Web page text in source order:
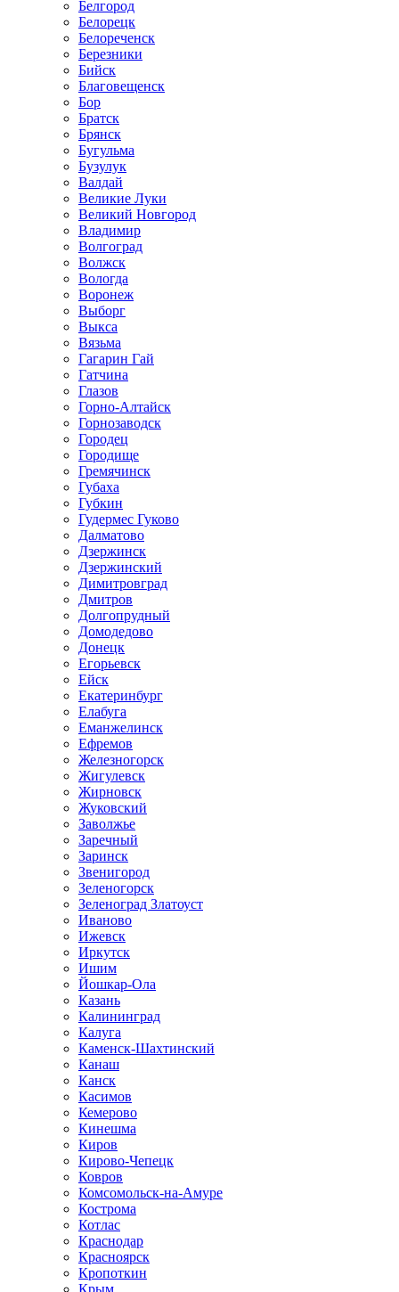
Белгород
Белорецк
Белореченск
Березники
Бийск
Благовещенск
Бор
Братск
Брянск
Бугульма
Бузулук
Валдай
Великие Луки
Великий Новгород
Владимир
Волгоград
Волжск
Вологда
Воронеж
Выборг
Выкса
Вязьма
Гагарин Гай
Гатчина
Глазов
Горно-Алтайск
Горнозаводск
Городец
Городище
Гремячинск
Губаха
Губкин
Гудермес Гуково
Далматово
Дзержинск
Дзержинский
Димитровград
Дмитров
Долгопрудный
Домодедово
Донецк
Егорьевск
Ейск
Екатеринбург
Елабуга
Еманжелинск
Ефремов
Железногорск
Жигулевск
Жирновск
Жуковский
Заволжье
Заречный
Заринск
Звенигород
Зеленогорск
Зеленоград Златоуст
Иваново
Ижевск
Иркутск
Ишим
Йошкар-Ола
Казань
Калининград
Калуга
Каменск-Шахтинский
Канаш
Канск
Касимов
Кемерово
Кинешма
Киров
Кирово-Чепецк
Ковров
Комсомольск-на-Амуре
Кострома
Котлас
Краснодар
Красноярск
Кропоткин
Крым